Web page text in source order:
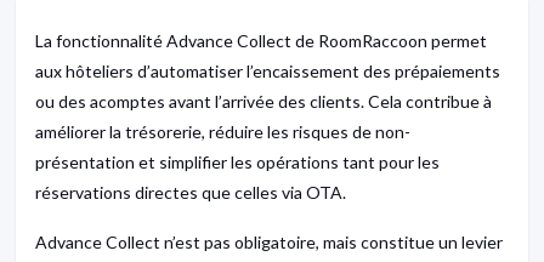
La fonctionnalité Advance Collect de RoomRaccoon permet
aux hôteliers d’automatiser l’encaissement des prépaiements
ou des acomptes avant l’arrivée des clients. Cela contribue à
améliorer la trésorerie, réduire les risques de non-
présentation et simplifier les opérations tant pour les
réservations directes que celles via OTA.
Advance Collect n’est pas obligatoire, mais constitue un levier